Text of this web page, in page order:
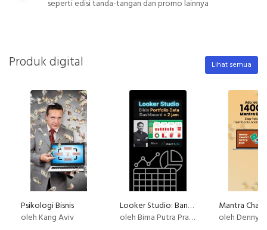
seperti edisi tanda-tangan dan promo lainnya
Produk digital Lihat semua
Psikologi Bisnis
oleh Kang Aviv
Looker Studio: Bangun Portfolio Data Analysis dengan data UMKM
oleh Bima Putra Pratama
oleh Denny